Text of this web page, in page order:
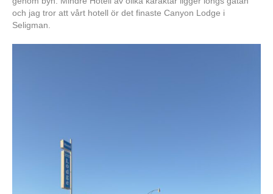
och jag tror att vårt hotell ör det finaste Canyon Lodge i
Seligman.